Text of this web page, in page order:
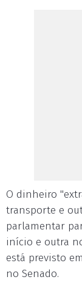
O dinheiro
transporte e
parlamentar
início e outra
está previsto
no Senado.